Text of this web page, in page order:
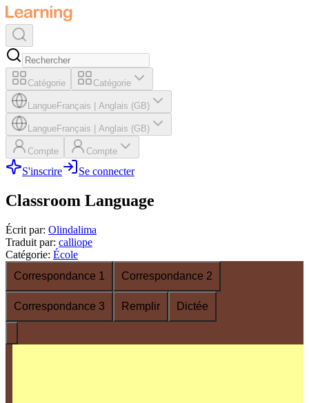
Catégorie Catégorie
LangueFrançais Anglais (GB)
LangueFrançais Anglais (GB)
Compte Compte
S'inscrire Se connecter
Classroom Language
Écrit par: Olindalima
Traduit par: calliope
Catégorie: École
Correspondance 1
Correspondance 2
Correspondance 3 Remplir Dictée